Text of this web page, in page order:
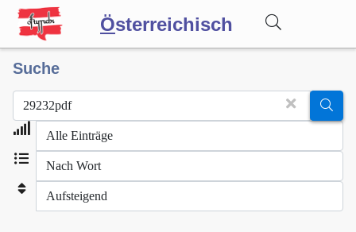
Österreichisch
Wörterbuch
Forum
Blog
Suche